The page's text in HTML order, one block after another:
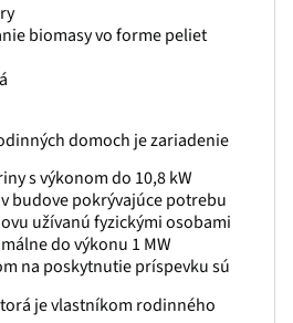
biomasy vo forme peliet
domoch je zariadenie
s výkonom do 10,8 kW
budove pokrývajúce potrebu
užívanú fyzickými osobami
do výkonu 1 MW
na poskytnutie príspevku sú
je vlastníkom rodinného